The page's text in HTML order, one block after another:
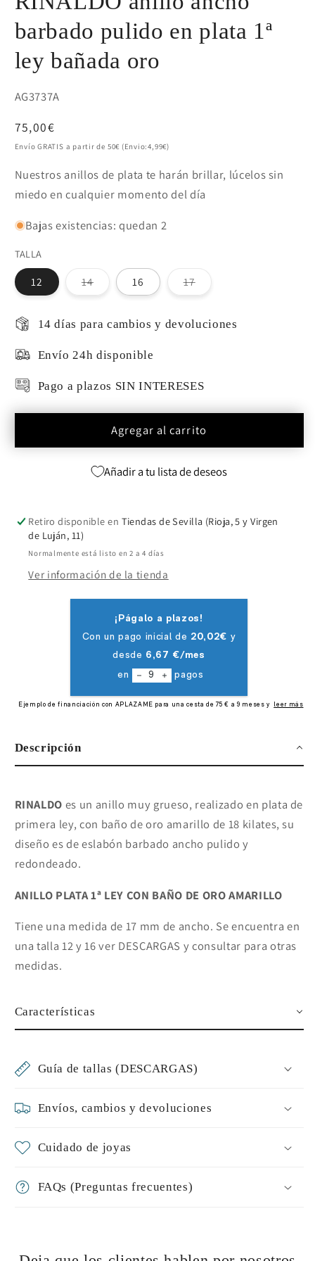
barbado pulido en plata 1ª
ley bañada oro
SKU:
AG3737A
Precio
habitual
75,00€
Envío GRATIS a partir de 50€ (Envio:4,99€)
Nuestros anillos de plata te harán brillar, lúcelos sin
miedo en cualquier momento del día
Bajas existencias: quedan 2
TALLA
12 14Variante
agotada
disponible
16 17Variante
disponible
14 días para cambios y devoluciones
Envío 24h disponible
Pago a plazos SIN INTERESES
Agregar al carrito
Añadir a tu lista de deseos
Retiro disponible en Tiendas de Sevilla (Rioja, 5 y Virgen
de Luján, 11)
Normalmente está listo en 2 a 4 días
Ver información de la tienda
Descripción
RINALDO es un anillo muy grueso, realizado en plata de
primera ley, con baño de oro amarillo de 18 kilates, su
diseño es de eslabón barbado ancho pulido y
redondeado.
ANILLO PLATA 1ª LEY CON BAÑO DE ORO AMARILLO
Tiene una medida de 17 mm de ancho. Se encuentra en
una talla 12 y 16 ver DESCARGAS y consultar para otras
medidas.
Características
Guía de tallas (DESCARGAS)
Envíos, cambios y devoluciones
Cuidado de joyas
FAQs (Preguntas frecuentes)